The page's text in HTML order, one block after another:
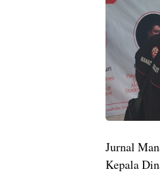
Jurnal
Kepala